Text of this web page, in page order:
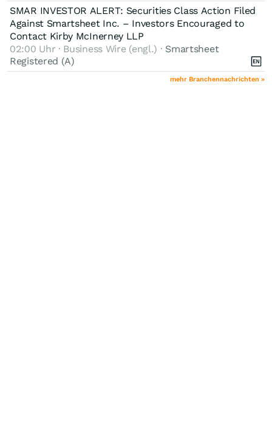
SMAR INVESTOR ALERT: Securities Class Action Filed
Against Smartsheet Inc. – Investors Encouraged to
Contact Kirby McInerney LLP
02:00 Uhr · Business Wire (engl.) · Smartsheet
Registered (A)
mehr Branchennachrichten »